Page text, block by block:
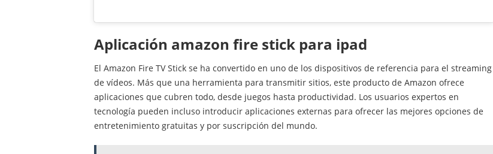
Aplicación amazon fire stick para ipad
El Amazon Fire TV Stick se ha convertido en uno de los dispositivos de referencia para el streaming
de vídeos. Más que una herramienta para transmitir sitios, este producto de Amazon ofrece
aplicaciones que cubren todo, desde juegos hasta productividad. Los usuarios expertos en
tecnología pueden incluso introducir aplicaciones externas para ofrecer las mejores opciones de
entretenimiento gratuitas y por suscripción del mundo.